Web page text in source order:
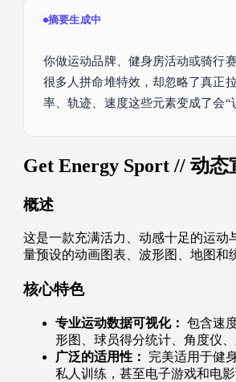
摘要已生成
你做运动品牌、健身房活动或骑行
很多人拼命堆特效，却忽略了真正
率、轨迹、速度这些元素变成了会
Get Energy Sport // 动态
概述
这是一款充满活力、动感十足的运动
量预设的动画图表、波形图、地图和
核心特色
专业运动数据可视化： 包含速
形图、球员得分统计、角度仪
广泛的适用性：
完美适用于健
私人训练，甚至电子游戏和电影